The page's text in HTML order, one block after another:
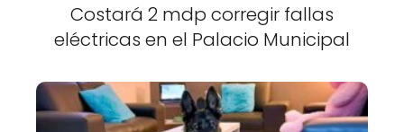
Costará 2 mdp corregir fallas
eléctricas en el Palacio Municipal